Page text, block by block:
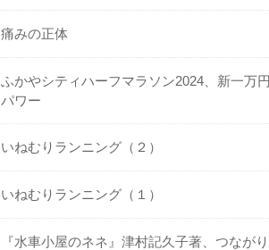
痛みの正体
ふかやシティハーフマラソン2024、新一万円
パワー
いねむりランニング（２）
いねむりランニング（１）
『水車小屋のネネ』津村記久子著、つながり